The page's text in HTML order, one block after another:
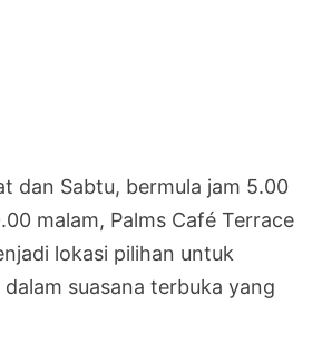
dan Sabtu, bermula jam 5.00
malam, Palms Café Terrace
lokasi pilihan untuk
suasana terbuka yang